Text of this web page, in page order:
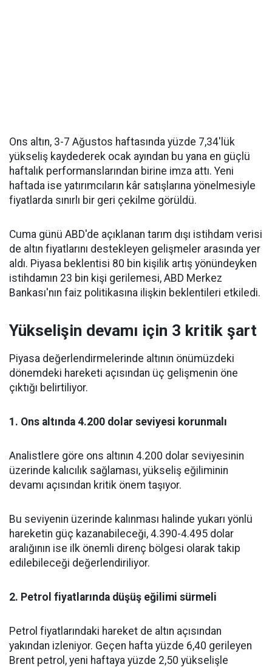
Ons altın, 3-7 Ağustos haftasında yüzde 7,34'lük
yükseliş kaydederek ocak ayından bu yana en güçlü
haftalık performanslarından birine imza attı. Yeni
haftada ise yatırımcıların kâr satışlarına yönelmesiyle
fiyatlarda sınırlı bir geri çekilme görüldü.
Cuma günü ABD'de açıklanan tarım dışı istihdam verisi
de altın fiyatlarını destekleyen gelişmeler arasında yer
aldı. Piyasa beklentisi 80 bin kişilik artış yönündeyken
istihdamın 23 bin kişi gerilemesi, ABD Merkez
Bankası'nın faiz politikasına ilişkin beklentileri etkiledi.
Yükselişin devamı için 3 kritik şart
Piyasa değerlendirmelerinde altının önümüzdeki
dönemdeki hareketi açısından üç gelişmenin öne
çıktığı belirtiliyor.
1. Ons altında 4.200 dolar seviyesi korunmalı
Analistlere göre ons altının 4.200 dolar seviyesinin
üzerinde kalıcılık sağlaması, yükseliş eğiliminin
devamı açısından kritik önem taşıyor.
Bu seviyenin üzerinde kalınması halinde yukarı yönlü
hareketin güç kazanabileceği, 4.390-4.495 dolar
aralığının ise ilk önemli direnç bölgesi olarak takip
edilebileceği değerlendiriliyor.
2. Petrol fiyatlarında düşüş eğilimi sürmeli
Petrol fiyatlarındaki hareket de altın açısından
yakından izleniyor. Geçen hafta yüzde 6,40 gerileyen
Brent petrol, yeni haftaya yüzde 2,50 yükselişle